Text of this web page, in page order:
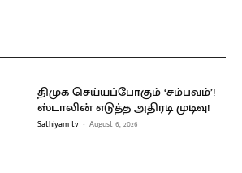
திமுக செய்யப்போகும் ‘சம்பவம்’!
ஸ்டாலின் எடுத்த அதிரடி முடிவு!
Sathiyam tv - August 6, 2026